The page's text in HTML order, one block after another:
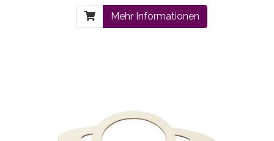
Mehr Informationen